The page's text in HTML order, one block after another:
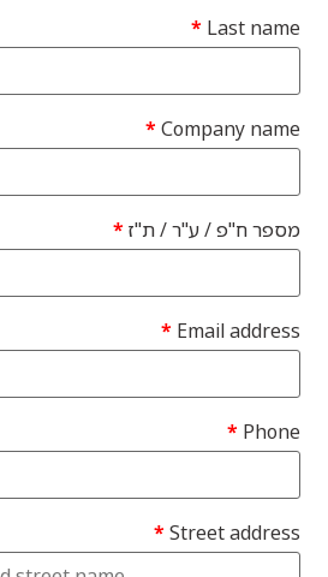
Last name
*
Company name
*
מספר ח"פ / ע"ר / ת"ז *
Email address
*
Phone
*
Street address
*